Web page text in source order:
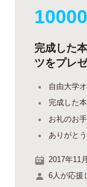
10000
完成した
ツをプレ
自由大学
完成した本
お礼のお
ありがと
2017年11
6人が応援